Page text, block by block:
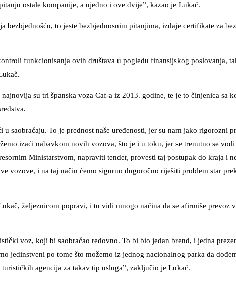
ostale kompanije, a ujedno i ove dvije”, kazao je Lukač.
to jeste bezbjednosnim pitanjima, izdaje certifikate za
funkcionisanja ovih društava u pogledu finansijskog poslovanja,
su tri španska voza Caf-a iz 2013. godine, te je to činjenica sa
saobraćaju. To je prednost naše uređenosti, jer su nam jako rigorozni
izaći nabavkom novih vozova, što je i u toku, jer se trenutno se
Ministarstvom, napraviti tender, provesti taj postupak do kraja i
vozove, i na taj način ćemo sigurno dugoročno riješiti problem star
željeznicom popravi, i tu vidi mnogo načina da se afirmiše prevoz
voz, koji bi saobraćao redovno. To bi bio jedan brend, i jedna
jedinstveni po tome što možemo iz jednog nacionalnog parka da
agencija za takav tip usluga”, zaključio je Lukač.